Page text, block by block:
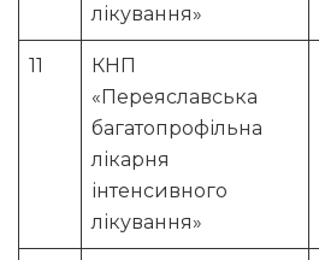
лікування»
11
КНП
«Переяславська
багатопрофільна
лікарня
інтенсивного
лікування»